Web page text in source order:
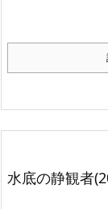
水底の静観者